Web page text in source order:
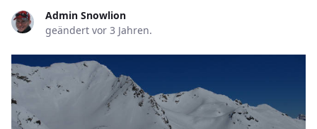
Admin Snowlion
geändert vor 3 Jahren.